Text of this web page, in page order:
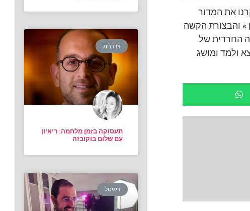
את המדור
» והבצורת הקשה
החרדית של
ולמד ומושג
צרכנות
תעסוקה בזמן מלחמה: ריאיון
עם שלום בוקובזה
דיגיטל